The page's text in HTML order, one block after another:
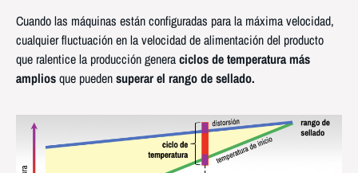
Cuando las máquinas están configuradas para la máxima velocidad,
cualquier fluctuación en la velocidad de alimentación del producto
que ralentice la producción generaciclos de temperatura más
ampliosque puedensuperar el rango de sellado.